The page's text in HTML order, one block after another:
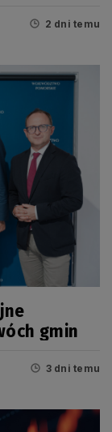
2 dni temu
gmin
3 dni temu